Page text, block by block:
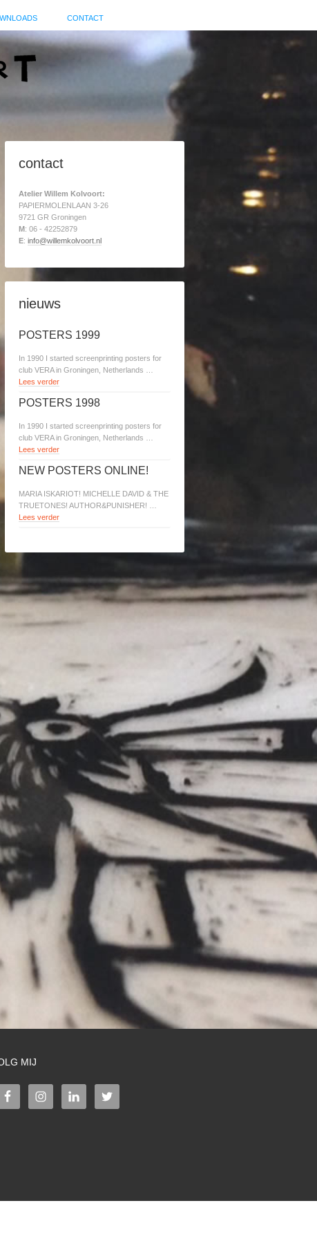
CONTACT
contact
Atelier Willem Kolvoort:
PAPIERMOLENLAAN 3-26
9721 GR Groningen
M: 06 - 42252879
E: info@willemkolvoort.nl
nieuws
POSTERS 1999
In 1990 I started screenprinting posters for
club VERA in Groningen, Netherlands …
Lees verder
POSTERS 1998
In 1990 I started screenprinting posters for
club VERA in Groningen, Netherlands …
Lees verder
NEW POSTERS ONLINE!
MARIA ISKARIOT! MICHELLE DAVID & THE
TRUETONES! AUTHOR&PUNISHER! …
Lees verder
MIJ